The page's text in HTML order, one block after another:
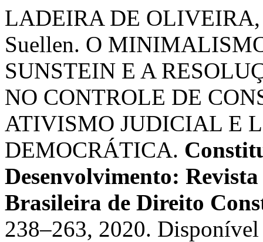
LADEIRA DE
Suellen. O
SUNSTEIN E A
NO CONTROLE DE
ATIVISMO JUDICIAL E
DEMOCRÁTICA.
Desenvolvimento:
Brasileira de Direito
238–263, 2020.